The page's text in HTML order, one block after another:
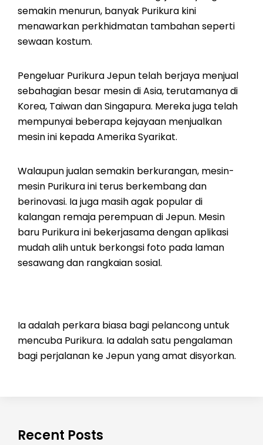
semakin menurun, banyak Purikura kini
menawarkan perkhidmatan tambahan seperti
sewaan kostum.
Pengeluar Purikura Jepun telah berjaya menjual
sebahagian besar mesin di Asia, terutamanya di
Korea, Taiwan dan Singapura. Mereka juga telah
mempunyai beberapa kejayaan menjualkan
mesin ini kepada Amerika Syarikat.
Walaupun jualan semakin berkurangan, mesin-
mesin Purikura ini terus berkembang dan
berinovasi. Ia juga masih agak popular di
kalangan remaja perempuan di Jepun. Mesin
baru Purikura ini bekerjasama dengan aplikasi
mudah alih untuk berkongsi foto pada laman
sesawang dan rangkaian sosial.
Ia adalah perkara biasa bagi pelancong untuk
mencuba Purikura. Ia adalah satu pengalaman
bagi perjalanan ke Jepun yang amat disyorkan.
Recent Posts